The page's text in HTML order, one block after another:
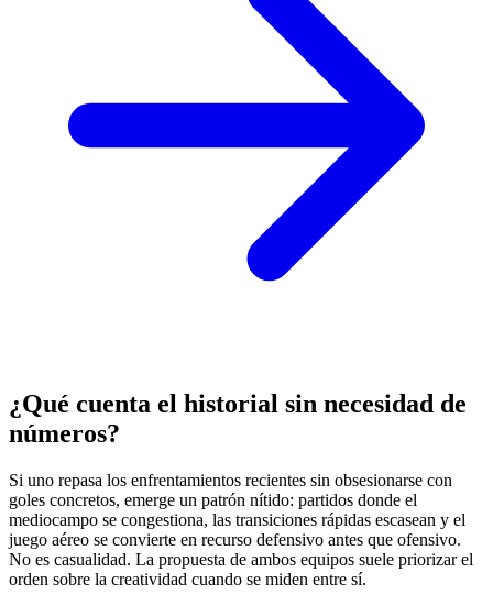
¿Qué cuenta el historial sin necesidad de
números?
Si uno repasa los enfrentamientos recientes sin obsesionarse con
goles concretos, emerge un patrón nítido: partidos donde el
mediocampo se congestiona, las transiciones rápidas escasean y el
juego aéreo se convierte en recurso defensivo antes que ofensivo.
No es casualidad. La propuesta de ambos equipos suele priorizar el
orden sobre la creatividad cuando se miden entre sí.